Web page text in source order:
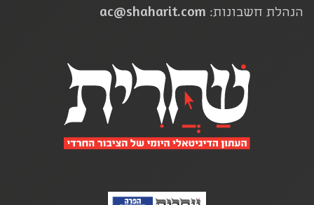
הנהלת חשבונות: ac@shaharit.com